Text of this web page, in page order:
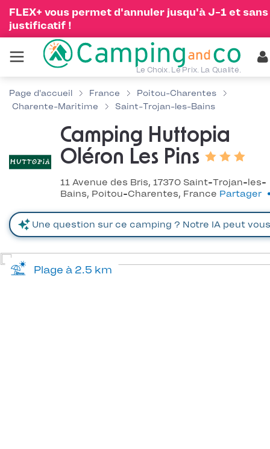
FLEX+ vous permet d'annuler jusqu'à J-1 et sans
justificatif !
Le Choix. Le Prix. La Qualité.
Page d'accueil France
Poitou-Charentes
Charente-Maritime
Saint-Trojan-les-Bains
Camping Huttopia
Oléron Les Pins
11 Avenue des Bris, 17370 Saint-Trojan-les-
Bains, Poitou-Charentes, France Partager
Plage à 2.5 km